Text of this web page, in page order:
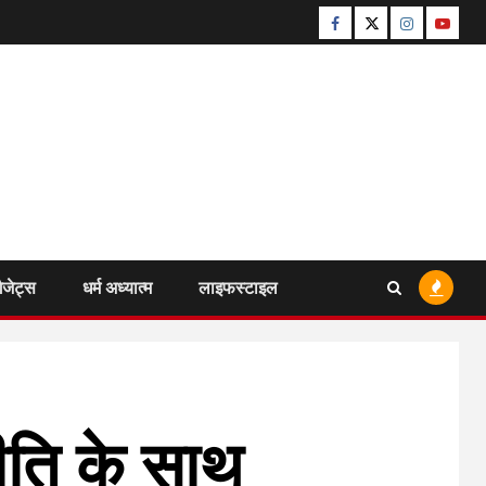
Facebook
TwitterInstagram
धर्म अध्यात्म लाइफस्टाइल
के साथ